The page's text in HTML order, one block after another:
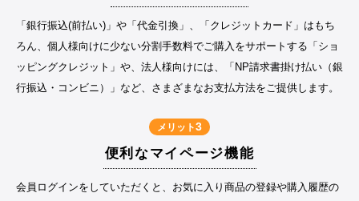
「銀行振込(前払い)」や「代金引換」、「クレジットカード」はもち
ろん、個人様向けに少ない分割手数料でご購入をサポートする「ショ
ッピングクレジット」や、法人様向けには、「NP請求書掛け払い（銀
行振込・コンビニ）」など、さまざまなお支払方法をご提供します。
メリット3
便利なマイページ機能
会員ログインをしていただくと、お気に入り商品の登録や購入履歴の